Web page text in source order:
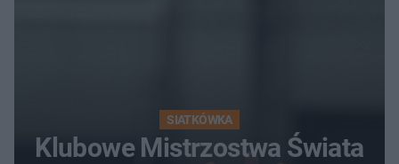
SIATKÓWKA
Klubowe Mistrzostwa Świata